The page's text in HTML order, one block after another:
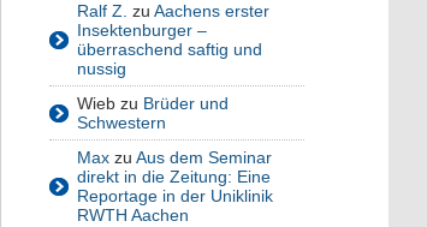
Ralf Z. zu Aachens erster
Insektenburger –
überraschend saftig und
nussig
Wieb zu Brüder und
Schwestern
Max zu Aus dem Seminar
direkt in die Zeitung: Eine
Reportage in der Uniklinik
RWTH Aachen